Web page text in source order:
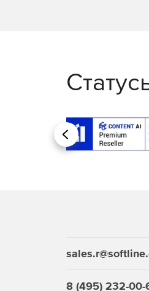
Назад
8 (495) 232-00-